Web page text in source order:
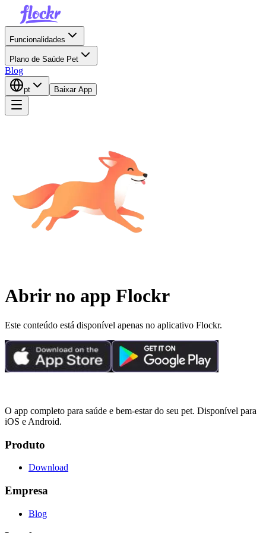
Funcionalidades
Plano de Saúde Pet
Blog
pt Baixar App
Abrir no app Flockr
Este conteúdo está disponível apenas no aplicativo Flockr.
O app completo para saúde e bem-estar do seu pet. Disponível para
iOS e Android.
Produto
Download
Empresa
Blog